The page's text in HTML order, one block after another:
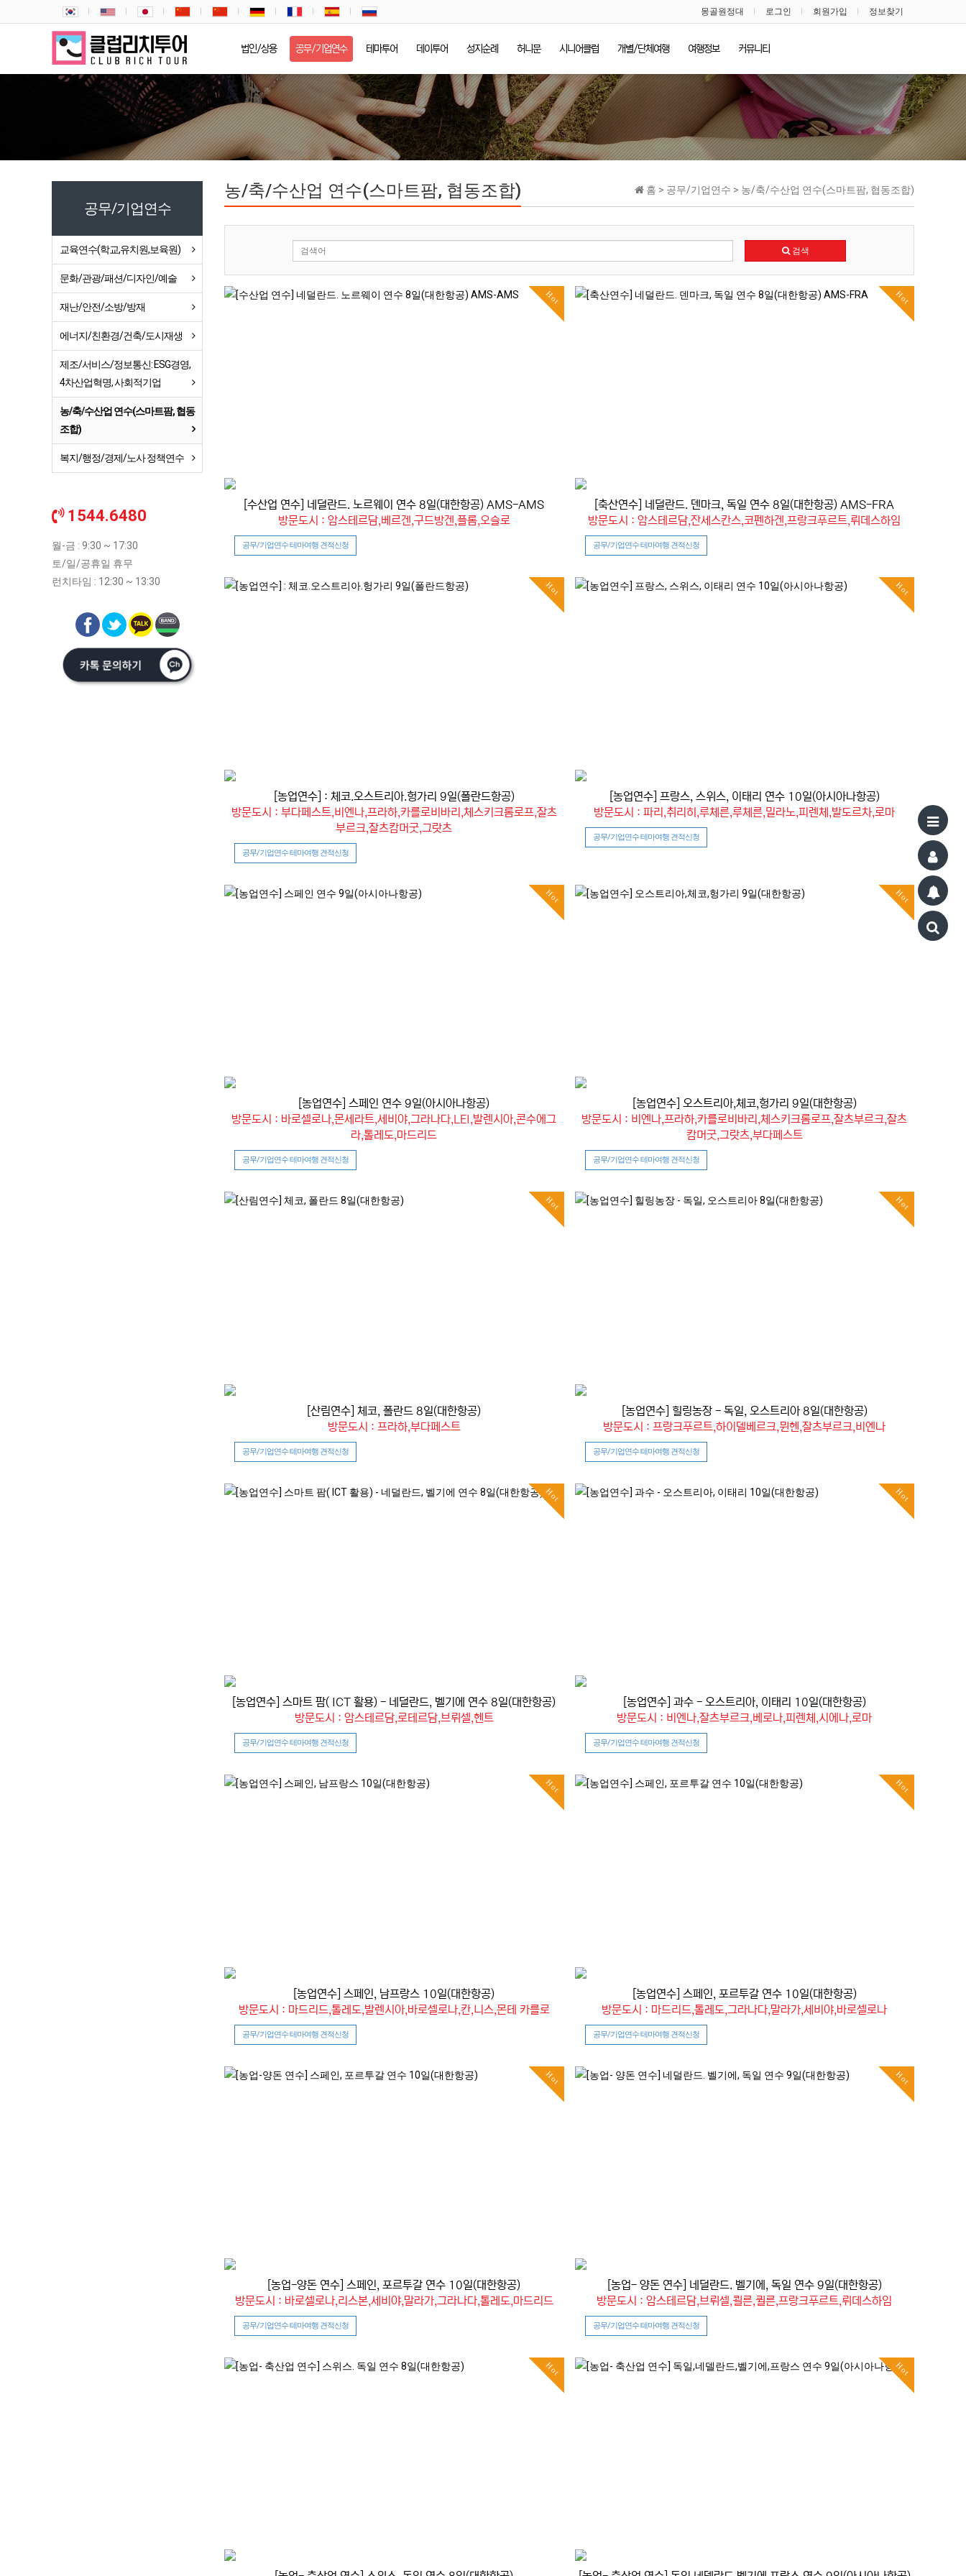
몽골원정대 로그인 회원가입 정보찾기
법인/상용 공무/기업연수 테마투어 데이투어 성지순례 허니문 시니어클럽 개별/단체여행 여행정보 커뮤니티
홈 > 공무/기업연수 > 농/축/수산업 연수(스마트팜, 협동조합)
농/축/수산업 연수(스마트팜, 협동조합)
검색
Hot
[수산업 연수] 네덜란드. 노르웨이 연수 8일(대한항공) AMS-AMS
방문도시 : 암스테르담,베르겐,구드방겐,플롬,오슬로
공무/기업연수 테마여행 견적신청
Hot
[축산연수] 네덜란드. 덴마크, 독일 연수 8일(대한항공) AMS-FRA
방문도시 : 암스테르담,잔세스칸스,코펜하겐,프랑크푸르트,뤼데스하임
공무/기업연수 테마여행 견적신청
Hot
[농업연수] : 체코.오스트리아.헝가리 9일(폴란드항공)
방문도시 : 부다페스트,비엔나,프라하,카를로비바리,체스키크롬로프,잘츠
부르크,잘츠캄머굿,그랏츠
공무/기업연수 테마여행 견적신청
Hot
[농업연수] 프랑스, 스위스, 이태리 연수 10일(아시아나항공)
방문도시 : 파리,취리히,루체른,루체른,밀라노,피렌체,발도르차,로마
공무/기업연수 테마여행 견적신청
Hot
[농업연수] 스페인 연수 9일(아시아나항공)
방문도시 : 바로셀로나,몬세라트,세비야,그라나다,LEI,발렌시아,콘수에그
라,톨레도,마드리드
공무/기업연수 테마여행 견적신청
Hot
[농업연수] 오스트리아,체코,헝가리 9일(대한항공)
방문도시 : 비엔나,프라하,카를로비바리,체스키크롬로프,잘츠부르크,잘츠
캄머굿,그랏츠,부다페스트
공무/기업연수 테마여행 견적신청
Hot
[산림연수] 체코, 폴란드 8일(대한항공)
방문도시 : 프라하,부다페스트
공무/기업연수 테마여행 견적신청
Hot
[농업연수] 힐링농장 - 독일, 오스트리아 8일(대한항공)
방문도시 : 프랑크푸르트,하이델베르크,뮌헨,잘츠부르크,비엔나
공무/기업연수 테마여행 견적신청
Hot
[농업연수] 스마트 팜( ICT 활용) - 네덜란드, 벨기에 연수 8일(대한항공)
방문도시 : 암스테르담,로테르담,브뤼셀,헨트
공무/기업연수 테마여행 견적신청
Hot
[농업연수] 과수 - 오스트리아, 이태리 10일(대한항공)
방문도시 : 비엔나,잘츠부르크,베로나,피렌체,시에나,로마
공무/기업연수 테마여행 견적신청
Hot
[농업연수] 스페인, 남프랑스 10일(대한항공)
방문도시 : 마드리드,톨레도,발렌시아,바로셀로나,칸,니스,몬테 카를로
공무/기업연수 테마여행 견적신청
Hot
[농업연수] 스페인, 포르투갈 연수 10일(대한항공)
방문도시 : 마드리드,톨레도,그라나다,말라가,세비야,바로셀로나
공무/기업연수 테마여행 견적신청
Hot
[농업-양돈 연수] 스페인, 포르투갈 연수 10일(대한항공)
방문도시 : 바로셀로나,리스본,세비야,말라가,그라나다,톨레도,마드리드
공무/기업연수 테마여행 견적신청
Hot
[농업- 양돈 연수] 네덜란드. 벨기에, 독일 연수 9일(대한항공)
방문도시 : 암스테르담,브뤼셀,쾰른,퀼른,프랑크푸르트,뤼데스하임
공무/기업연수 테마여행 견적신청
Hot Hot
공무/기업연수
교육연수(학교,유치원,보육원)
문화/관광/패션/디자인/예술
재난/안전/소방/방재
에너지/친환경/건축/도시재생
제조/서비스/정보통신: ESG경영,
4차산업혁명, 사회적기업
농/축/수산업 연수(스마트팜, 협동
조합)
복지/행정/경제/노사 정책연수
1544.6480
월-금 : 9:30 ~ 17:30
토/일/공휴일 휴무
런치타임 : 12:30 ~ 13:30